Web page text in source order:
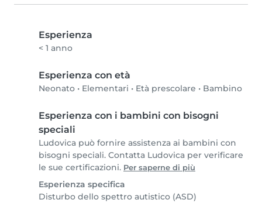
Esperienza
< 1 anno
Esperienza con età
Neonato • Elementari • Età prescolare • Bambino
Esperienza con i bambini con bisogni
speciali
Ludovica può fornire assistenza ai bambini con
bisogni speciali. Contatta Ludovica per verificare
le sue certificazioni. Per saperne di più
Esperienza specifica
Disturbo dello spettro autistico (ASD)